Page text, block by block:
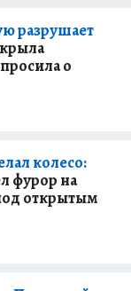
разрушает
о
колесо:
фурор на
открытым